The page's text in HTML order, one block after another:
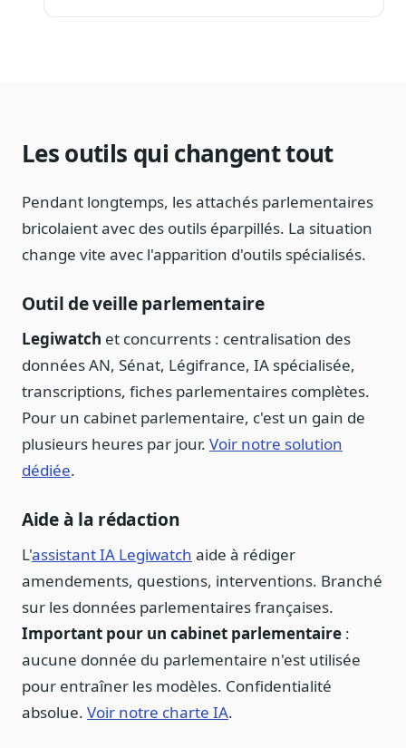
Les outils qui changent tout
Pendant longtemps, les attachés parlementaires
bricolaient avec des outils éparpillés. La situation
change vite avec l'apparition d'outils spécialisés.
Outil de veille parlementaire
Legiwatch et concurrents : centralisation des
données AN, Sénat, Légifrance, IA spécialisée,
transcriptions, fiches parlementaires complètes.
Pour un cabinet parlementaire, c'est un gain de
plusieurs heures par jour. Voir notre solution
dédiée.
Aide à la rédaction
L'assistant IA Legiwatch aide à rédiger
amendements, questions, interventions. Branché
sur les données parlementaires françaises.
Important pour un cabinet parlementaire :
aucune donnée du parlementaire n'est utilisée
pour entraîner les modèles. Confidentialité
absolue. Voir notre charte IA.